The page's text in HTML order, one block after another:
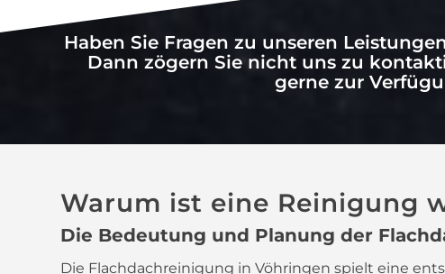
Haben Sie Fragen zu unseren
Dann zögern Sie nicht uns zu
gerne zur
Warum ist eine Reinigung
Die Bedeutung und Planung der
Die Flachdachreinigung in Vöhringen spielt eine